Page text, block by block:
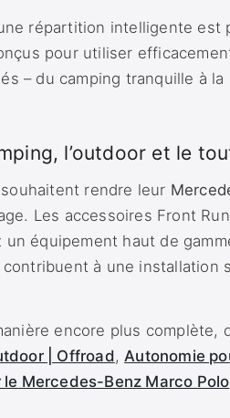
répartition intelligente est
pour utiliser
– du camping tranquille à
l’outdoor et le
rendre leur
Les accessoires Front
équipement haut de
à une installation
encore plus complète,
| Offroad,Autonomie
Mercedes-Benz Marco Polo